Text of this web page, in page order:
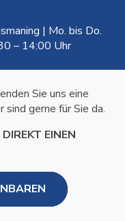
| Mo. bis Do.
– 14:00 Uhr
Sie uns eine
sind gerne für Sie da.
EINEN